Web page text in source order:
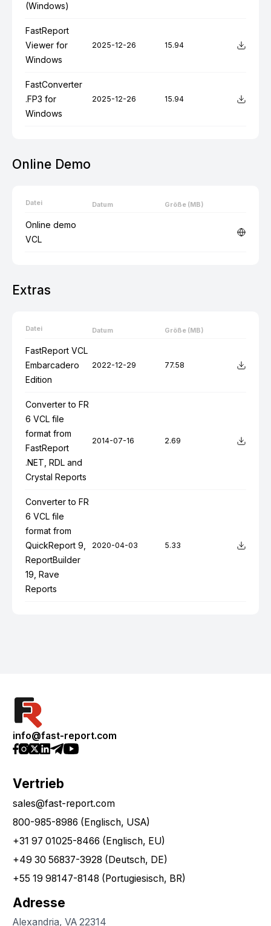
(Windows)
FastReport
Viewer for
Windows
2025-12-26 15.94
FastConverter
.FP3 for
Windows
2025-12-26 15.94
Online Demo
Datei Datum Größe (MB)
Online demo
VCL
Extras
Datei Datum Größe (MB)
FastReport VCL
Embarcadero
Edition
2022-12-29 77.58
Converter to FR
6 VCL file
format from
FastReport
.NET, RDL and
Crystal Reports
2014-07-16 2.69
Converter to FR
6 VCL file
format from
QuickReport 9,
ReportBuilder
19, Rave
Reports
2020-04-03 5.33
info@fast-report.com
Vertrieb
sales@fast-report.com
800-985-8986 (Englisch, USA)
+31 97 01025-8466 (Englisch, EU)
+49 30 56837-3928 (Deutsch, DE)
+55 19 98147-8148 (Portugiesisch, BR)
Adresse
Alexandria, VA 22314